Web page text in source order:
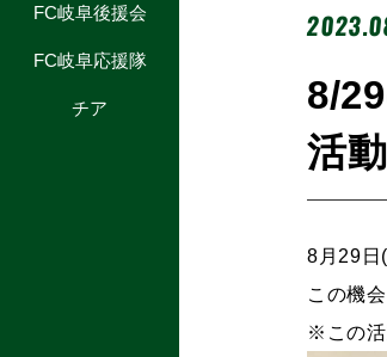
FC岐阜後援会
FC岐阜応援隊
チア
8/
活
8月29日
この機
※この活